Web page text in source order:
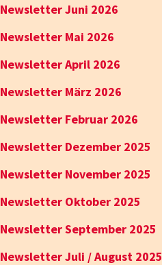
Newsletter Juni 2026
Newsletter Mai 2026
Newsletter April 2026
Newsletter März 2026
Newsletter Februar 2026
Newsletter Dezember 2025
Newsletter November 2025
Newsletter Oktober 2025
Newsletter September 2025
Newsletter Juli / August 2025